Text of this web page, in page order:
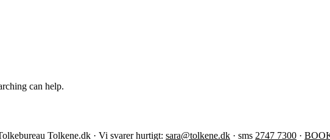
can help.
Tolkene.dk · Vi svarer hurtigt: sara@tolkene.dk · sms 2747 7300 ·